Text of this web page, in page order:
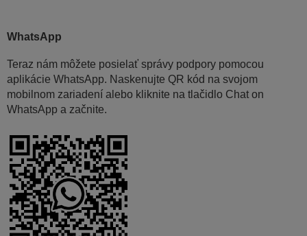
WhatsApp
Teraz nám môžete posielať správy podpory pomocou
aplikácie WhatsApp. Naskenujte QR kód na svojom
mobilnom zariadení alebo kliknite na tlačidlo Chat on
WhatsApp a začnite.